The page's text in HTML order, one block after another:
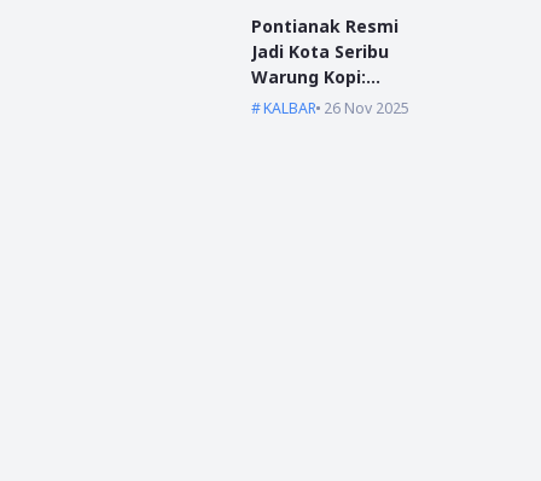
Pontianak Resmi
Jadi Kota Seribu
Warung Kopi:
Jantung Komunikasi
KALBAR 26 Nov 2025